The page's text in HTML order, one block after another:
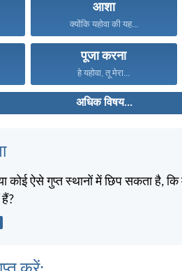
आशा
क्योंकि यहोवा की यह...
पूजा करना
हे यहोवा, तू मेरा...
अधिक विषय...
कोई ऐसे गुप्त स्थानों में छिप सकता है,
हैं?